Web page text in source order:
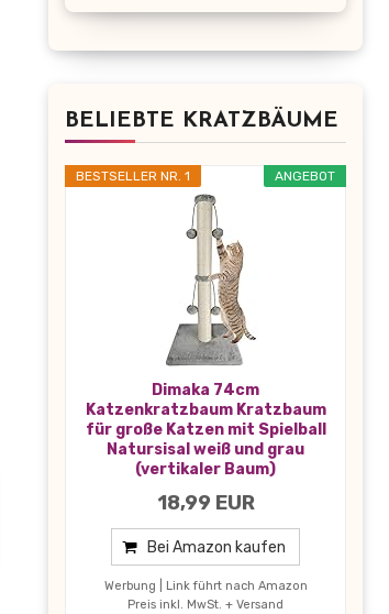
BELIEBTE KRATZBÄUME
ANGEBOT
BESTSELLER NR. 1
Dimaka 74cm
Katzenkratzbaum Kratzbaum
für große Katzen mit Spielball
Natursisal weiß und grau
(vertikaler Baum)
18,99 EUR
Bei Amazon kaufen
Werbung | Link führt nach Amazon
Preis inkl. MwSt. + Versand